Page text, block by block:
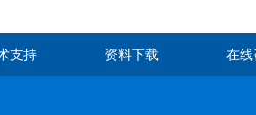
支持 资料下载 在线